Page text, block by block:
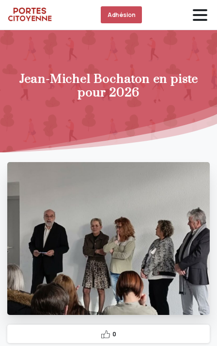
Adhésion
Jean-Michel Bochaton en piste
pour 2026
0